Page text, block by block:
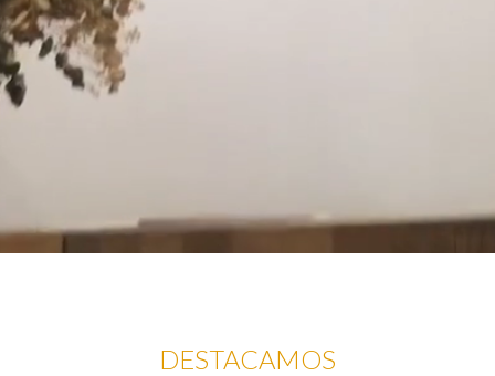
DESTACAMOS